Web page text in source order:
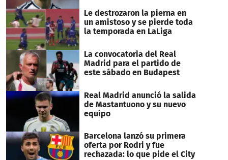
Le destrozaron la pierna en
un amistoso y se pierde toda
la temporada en LaLiga
La convocatoria del Real
Madrid para el partido de
este sábado en Budapest
Real Madrid anunció la salida
de Mastantuono y su nuevo
equipo
Barcelona lanzó su primera
oferta por Rodri y fue
rechazada: lo que pide el City